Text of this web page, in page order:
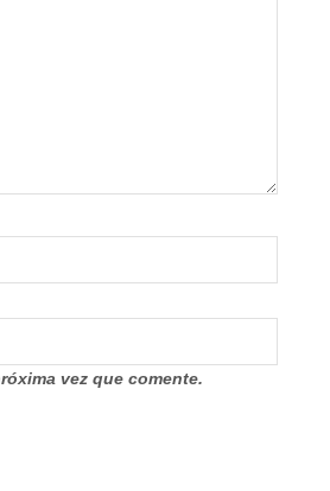
vez que comente.